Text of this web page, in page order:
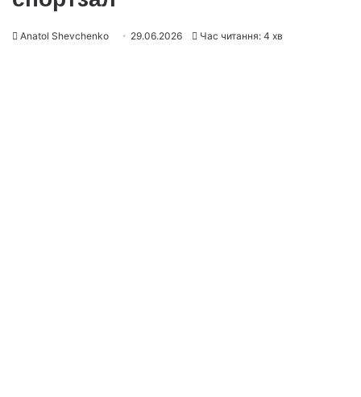
Anatol Shevchenko 29.06.2026 Час читання: 4 хв